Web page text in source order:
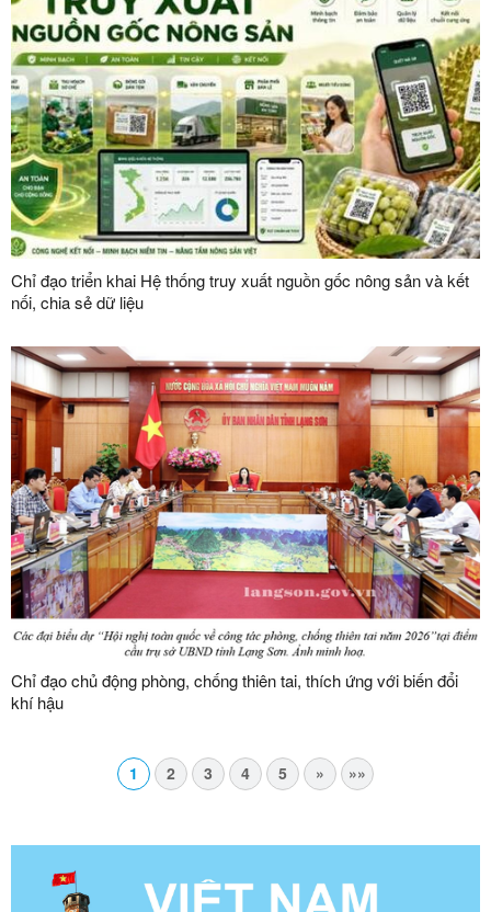
Chỉ đạo triển khai Hệ thống truy xuất nguồn gốc nông sản và kết
nối, chia sẻ dữ liệu
Chỉ đạo chủ động phòng, chống thiên tai, thích ứng với biến đổi
khí hậu
1 2 3 4 5 » »»